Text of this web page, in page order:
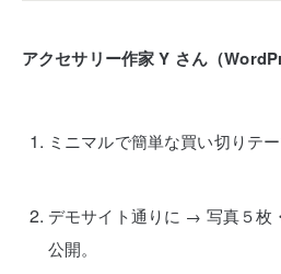
アクセサリー作家 Y さん（
ミニマルで簡単な買い切りテー
デモサイト通りに → 写真５枚
公開。